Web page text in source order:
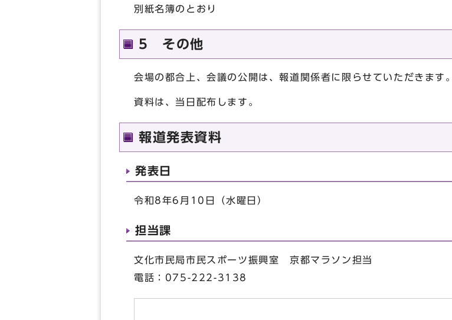
別紙名簿のとおり
5 その他
会場の都合上、会議の公開は、報道関係者に限らせていただきます。
資料は、当日配布します。
報道発表資料
発表日
令和8年6月10日（水曜日）
担当課
文化市民局市民スポーツ振興室 京都マラソン担当
電話：075-222-3138